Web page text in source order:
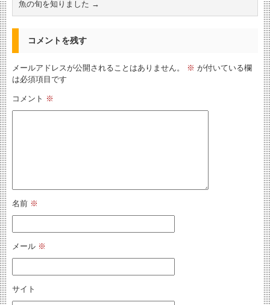
魚の旬を知りました →
コメントを残す
メールアドレスが公開されることはありません。 ※ が付いている欄
は必須項目です
コメント ※
名前 ※
メール ※
サイト